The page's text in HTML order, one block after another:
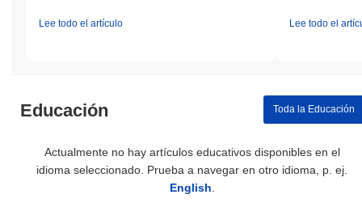
Lee todo el artículo Lee todo el
Educación Toda la Educación
Actualmente no hay artículos educativos disponibles en el
idioma seleccionado. Prueba a navegar en otro idioma, p. ej.
English